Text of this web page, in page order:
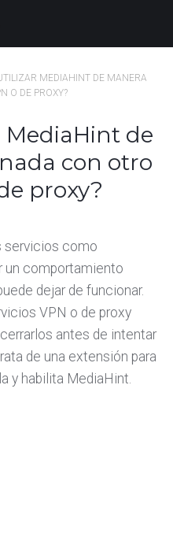
MEDIAHINT DE MANERA
O DE PROXY?
de
con otro
proxy?
servicios como
un comportamiento
dejar de funcionar.
VPN o de proxy
antes de intentar
de una extensión para
y habilita MediaHint.